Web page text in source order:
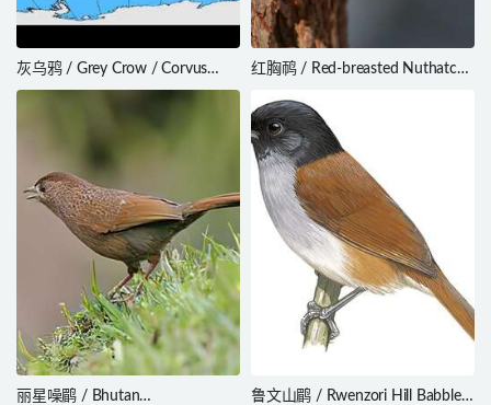
灰乌鸦 / Grey Crow / Corvus
tristis
红胸䴓 / Red-breasted Nuthatch
丽星噪鹛 / Bhutan
鲁文山鹛 / Rwenzori Hill Babbler